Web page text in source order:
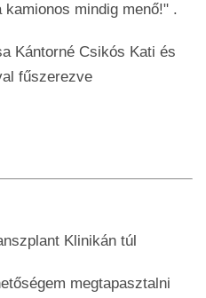
mindig menő!" .
Kántorné Csikós Kati és
fűszerezve
Klinikán túl
megtapasztalni